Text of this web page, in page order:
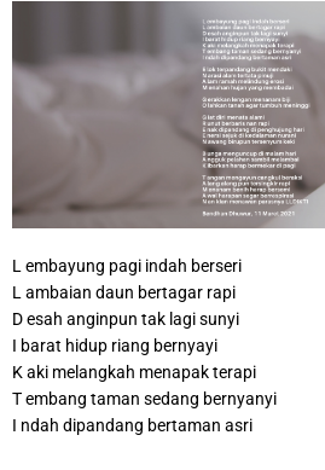
L embayung pagi indah berseri
L ambaian daun bertagar rapi
D esah anginpun tak lagi sunyi
I barat hidup riang bernyayi
K aki melangkah menapak terapi
T embang taman sedang bernyanyi
I ndah dipandang bertaman asri